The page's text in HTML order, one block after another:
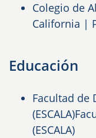
Colegio de
California |
Educación
Facultad de
(ESCALA)
(ESCALA)